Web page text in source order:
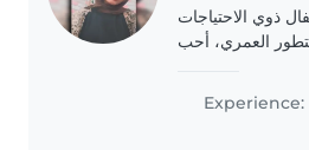
ذوي الاحتياجات
العمري، أحب
لزيارة منزلكم. لدي 2 سنوات خبرة في
الرضع، ونظمت
Experience: